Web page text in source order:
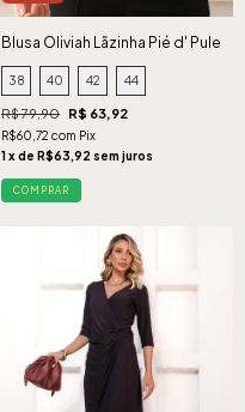
Blusa Oliviah Lãzinha Pié d' Pule
38 40 42 44
R$ 79,90 R$ 63,92
R$60,72 com Pix
1 x de R$63,92 sem juros
COMPRAR